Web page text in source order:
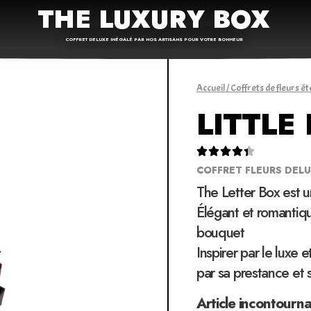
THE LUXURY BOX
COFFRET DELUXE INÉGALÉ PAR NOS ARTISANS POUR VOTRE BONHEUR
Accueil/Coffrets de fleurs
LITTLE

COFFRET FLEURS
The Letter Box est
Élégant et
bouquet
Inspirer par le luxe
par sa prestance et
Article